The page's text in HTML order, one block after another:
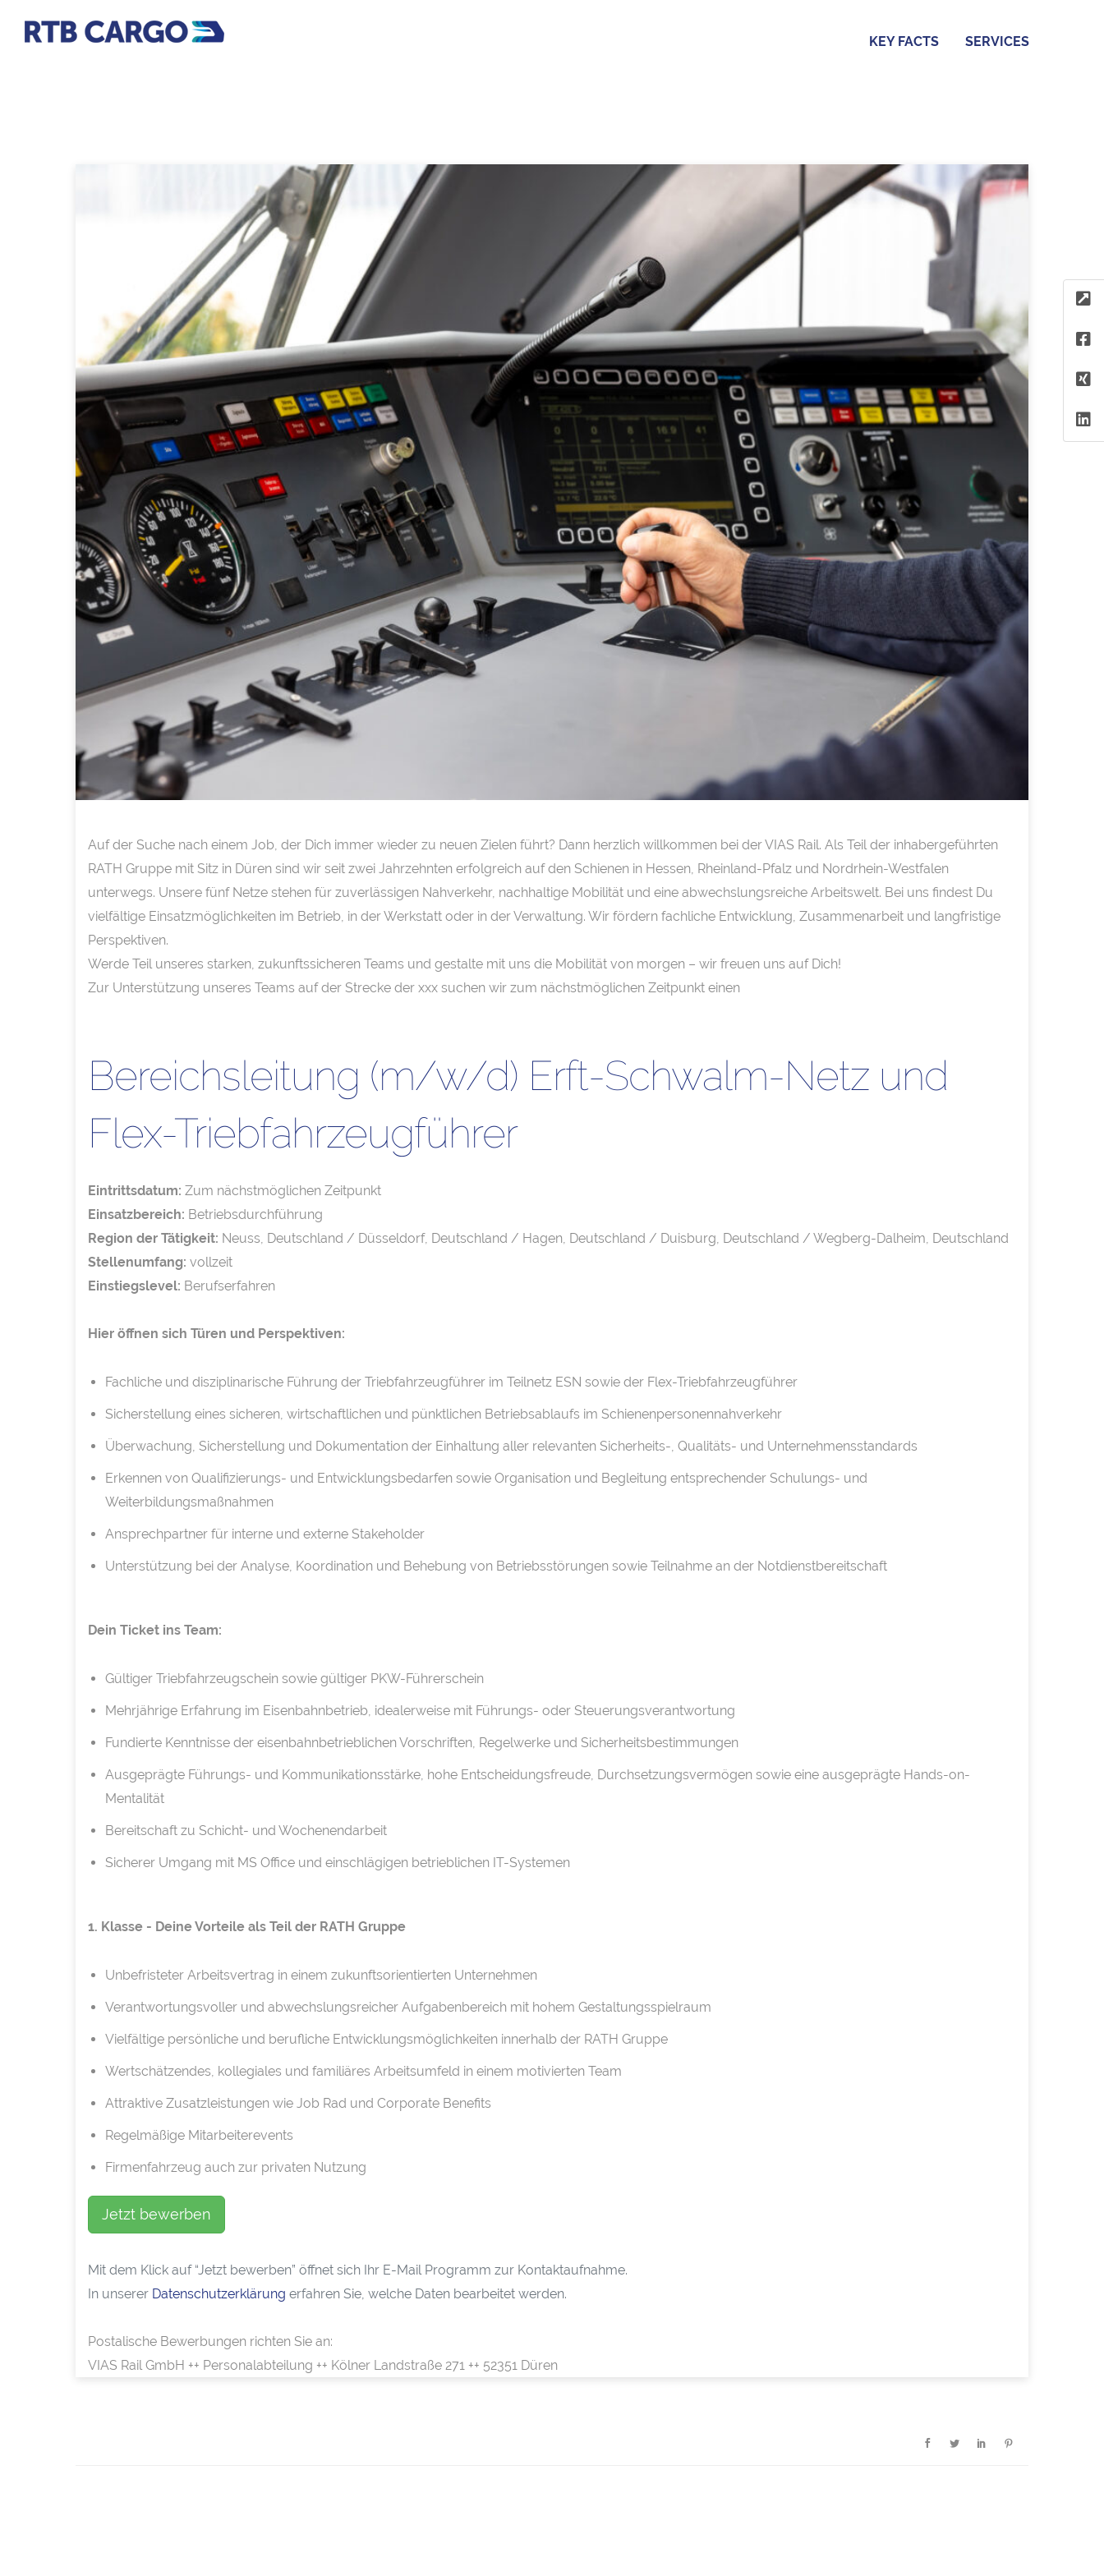
KEY FACTS SERVICES
Auf der Suche nach einem Job, der Dich immer wieder zu neuen Zielen führt? Dann herzlich willkommen bei der VIAS Rail. Als Teil der inhabergeführten
RATH Gruppe mit Sitz in Düren sind wir seit zwei Jahrzehnten erfolgreich auf den Schienen in Hessen, Rheinland-Pfalz und Nordrhein-Westfalen
unterwegs. Unsere fünf Netze stehen für zuverlässigen Nahverkehr, nachhaltige Mobilität und eine abwechslungsreiche Arbeitswelt. Bei uns findest Du
vielfältige Einsatzmöglichkeiten im Betrieb, in der Werkstatt oder in der Verwaltung. Wir fördern fachliche Entwicklung, Zusammenarbeit und langfristige
Perspektiven.
Werde Teil unseres starken, zukunftssicheren Teams und gestalte mit uns die Mobilität von morgen – wir freuen uns auf Dich!
Zur Unterstützung unseres Teams auf der Strecke der xxx suchen wir zum nächstmöglichen Zeitpunkt einen
Bereichsleitung (m/w/d) Erft-Schwalm-Netz und
Flex-Triebfahrzeugführer
Eintrittsdatum: Zum nächstmöglichen Zeitpunkt
Einsatzbereich: Betriebsdurchführung
Region der Tätigkeit: Neuss, Deutschland / Düsseldorf, Deutschland / Hagen, Deutschland / Duisburg, Deutschland / Wegberg-Dalheim, Deutschland
Stellenumfang: vollzeit
Einstiegslevel: Berufserfahren
Hier öffnen sich Türen und Perspektiven:
Fachliche und disziplinarische Führung der Triebfahrzeugführer im Teilnetz ESN sowie der Flex-Triebfahrzeugführer
Sicherstellung eines sicheren, wirtschaftlichen und pünktlichen Betriebsablaufs im Schienenpersonennahverkehr
Überwachung, Sicherstellung und Dokumentation der Einhaltung aller relevanten Sicherheits-, Qualitäts- und Unternehmensstandards
Erkennen von Qualifizierungs- und Entwicklungsbedarfen sowie Organisation und Begleitung entsprechender Schulungs- und
Weiterbildungsmaßnahmen
Ansprechpartner für interne und externe Stakeholder
Unterstützung bei der Analyse, Koordination und Behebung von Betriebsstörungen sowie Teilnahme an der Notdienstbereitschaft
Dein Ticket ins Team:
Gültiger Triebfahrzeugschein sowie gültiger PKW-Führerschein
Mehrjährige Erfahrung im Eisenbahnbetrieb, idealerweise mit Führungs- oder Steuerungsverantwortung
Fundierte Kenntnisse der eisenbahnbetrieblichen Vorschriften, Regelwerke und Sicherheitsbestimmungen
Ausgeprägte Führungs- und Kommunikationsstärke, hohe Entscheidungsfreude, Durchsetzungsvermögen sowie eine ausgeprägte Hands-on-
Mentalität
Bereitschaft zu Schicht- und Wochenendarbeit
Sicherer Umgang mit MS Office und einschlägigen betrieblichen IT-Systemen
1. Klasse - Deine Vorteile als Teil der RATH Gruppe
Unbefristeter Arbeitsvertrag in einem zukunftsorientierten Unternehmen
Verantwortungsvoller und abwechslungsreicher Aufgabenbereich mit hohem Gestaltungsspielraum
Vielfältige persönliche und berufliche Entwicklungsmöglichkeiten innerhalb der RATH Gruppe
Wertschätzendes, kollegiales und familiäres Arbeitsumfeld in einem motivierten Team
Attraktive Zusatzleistungen wie Job Rad und Corporate Benefits
Regelmäßige Mitarbeiterevents
Firmenfahrzeug auch zur privaten Nutzung
Jetzt bewerben
Mit dem Klick auf “Jetzt bewerben” öffnet sich Ihr E-Mail Programm zur Kontaktaufnahme.
In unserer Datenschutzerklärung erfahren Sie, welche Daten bearbeitet werden.
Postalische Bewerbungen richten Sie an:
VIAS Rail GmbH ++ Personalabteilung ++ Kölner Landstraße 271 ++ 52351 Düren